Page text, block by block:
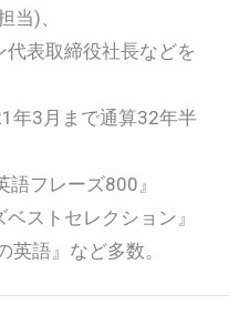
当)、
表取締役社長などを
年3月まで通算32年半
フレーズ800』
ストセレクション』
英語』など多数。